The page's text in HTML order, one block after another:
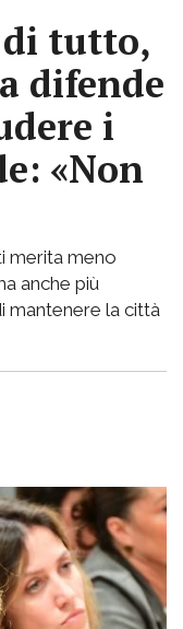
di tutto,
difende
i
«Non
merita meno
anche più
mantenere la città